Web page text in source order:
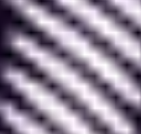
2. Création de
Lorsque l’on souhaite
qu’un site internet ou
préférable de passer